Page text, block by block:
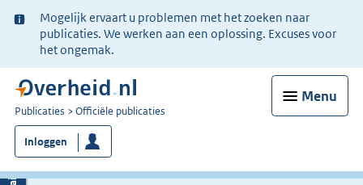
Ter
informatie:
Mogelijk ervaart u problemen met het zoeken naar
publicaties. We werken aan een oplossing. Excuses voor
het ongemak.
Menu
U
bent
nu
hier:
Publicaties Officiële publicaties
Inloggen